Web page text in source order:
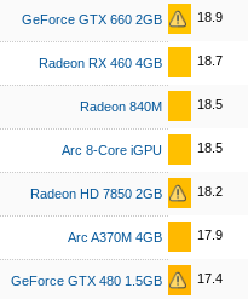
GeForce GTX 660 2GB 18.9
Radeon RX 460 4GB 18.7
Radeon 840M 18.5
Arc 8-Core iGPU 18.5
Radeon HD 7850 2GB 18.2
Arc A370M 4GB 17.9
GeForce GTX 480 1.5GB 17.4